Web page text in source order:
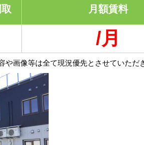
月額賃料
/月
や画像等は全て現況優先とさせていただ